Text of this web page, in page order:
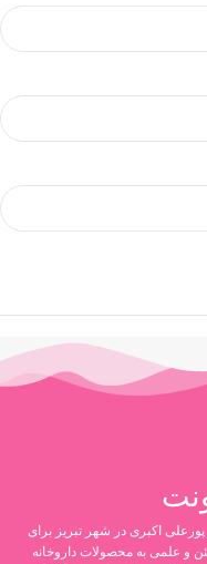
پورعلی اکبری در شهر تبریز برای
علمی به محصولات داروخانه